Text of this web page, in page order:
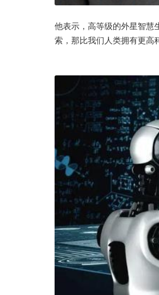
他表示，高等级的外星智慧
索，那比我们人类拥有更高